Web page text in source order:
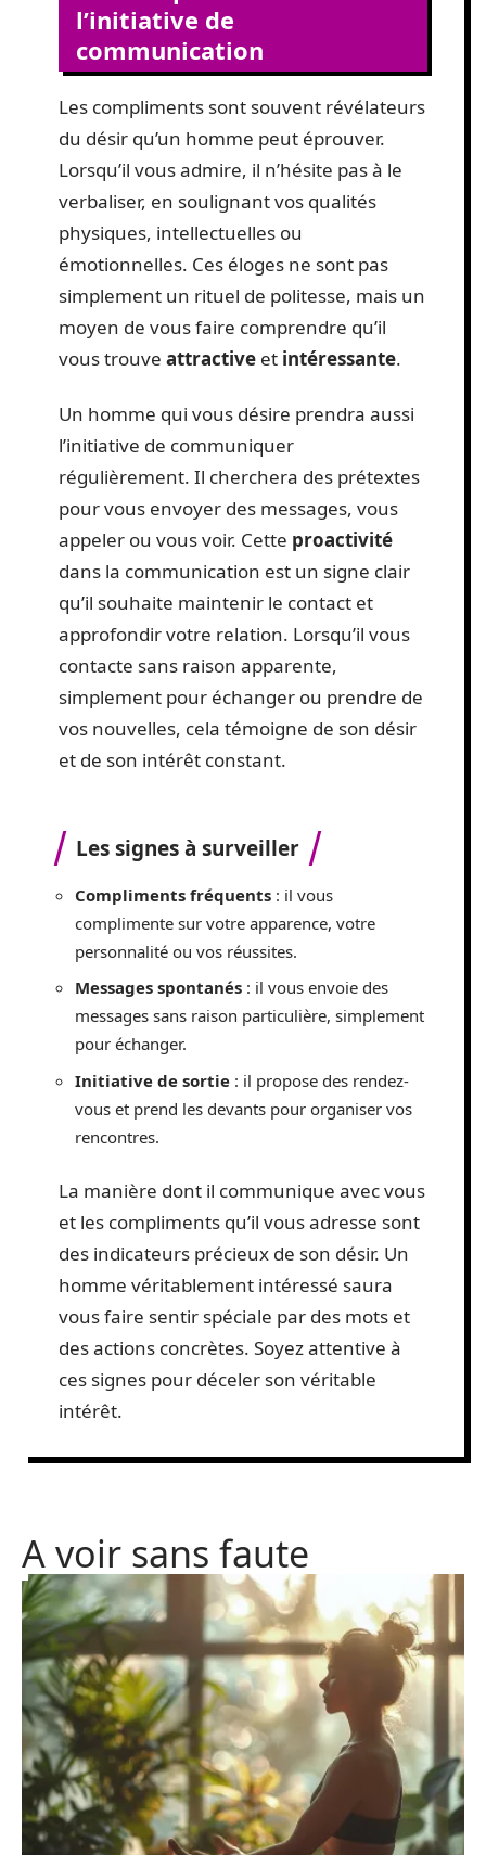
l’initiative de
communication
Les compliments sont souvent révélateurs
du désir qu’un homme peut éprouver.
Lorsqu’il vous admire, il n’hésite pas à le
verbaliser, en soulignant vos qualités
physiques, intellectuelles ou
émotionnelles. Ces éloges ne sont pas
simplement un rituel de politesse, mais un
moyen de vous faire comprendre qu’il
vous trouve attractive et intéressante.
Un homme qui vous désire prendra aussi
l’initiative de communiquer
régulièrement. Il cherchera des prétextes
pour vous envoyer des messages, vous
appeler ou vous voir. Cette proactivité
dans la communication est un signe clair
qu’il souhaite maintenir le contact et
approfondir votre relation. Lorsqu’il vous
contacte sans raison apparente,
simplement pour échanger ou prendre de
vos nouvelles, cela témoigne de son désir
et de son intérêt constant.
Les signes à surveiller
Compliments fréquents : il vous
complimente sur votre apparence, votre
personnalité ou vos réussites.
Messages spontanés : il vous envoie des
messages sans raison particulière, simplement
pour échanger.
Initiative de sortie : il propose des rendez-
vous et prend les devants pour organiser vos
rencontres.
La manière dont il communique avec vous
et les compliments qu’il vous adresse sont
des indicateurs précieux de son désir. Un
homme véritablement intéressé saura
vous faire sentir spéciale par des mots et
des actions concrètes. Soyez attentive à
ces signes pour déceler son véritable
intérêt.
A voir sans faute